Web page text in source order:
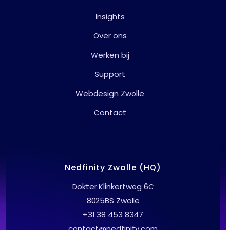
Insights
Over ons
Werken bij
Support
Webdesign Zwolle
Contact
Nedfinity Zwolle (HQ)
Dokter Klinkertweg 6C
8025BS Zwolle
+31 38 453 8347